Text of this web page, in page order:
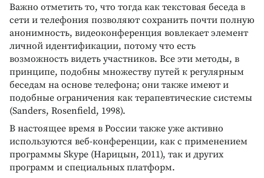
Важно отметить то, что тогда как текстовая беседа в
сети и телефония позволяют сохранить почти полную
анонимность, видеоконференция вовлекает элемент
личной идентификации, потому что есть
возможность видеть участников. Все эти методы, в
принципе, подобны множеству путей к регулярным
беседам на основе телефона; они также имеют и
подобные ограничения как терапевтические системы
(Sanders, Rosenfield, 1998).
В настоящее время в России также уже активно
используются веб-конференции, как с применением
программы Skype (Нарицын, 2011), так и других
программ и специальных платформ.